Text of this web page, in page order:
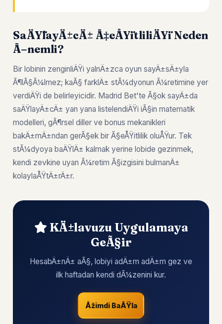
SaÄŸlayÄ±cÄ± Ã‡eÅŸitliliÄŸi Neden
Ã–nemli?
Bir lobinin zenginliÄŸi yalnÄ±zca oyun sayÄ±sÄ±yla
Ã¶lÃ§Ã¼lmez; kaÃ§ farklÄ± stÃ¼dyonun Ã¼retimine yer
verdiÄŸi de belirleyicidir. Madrid Bet'te Ã§ok sayÄ±da
saÄŸlayÄ±cÄ± yan yana listelendiÄŸi iÃ§in matematik
modelleri, gÃ¶rsel diller ve bonus mekanikleri
bakÄ±mÄ±ndan gerÃ§ek bir Ã§eÅŸitlilik oluÅŸur. Tek
stÃ¼dyoya baÄŸlÄ± kalmak yerine lobide gezinmek,
kendi zevkine uyan Ã¼retim Ã§izgisini bulmanÄ±
kolaylaÅŸtÄ±rÄ±r.
KÄ±lavuzu Uygulamaya
GeÃ§ir
HesabÄ±nÄ± aÃ§, lobiyi adÄ±m adÄ±m gez ve
ilk haftadan kendi dÃ¼zenini kur.
Åžimdi BaÅŸla